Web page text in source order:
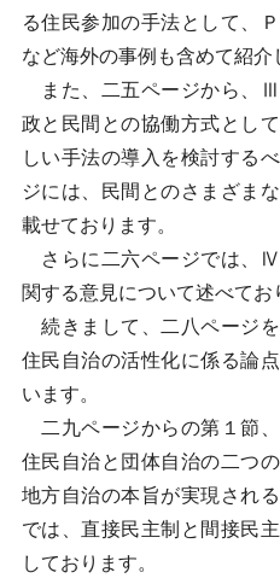
る住民参加の手法として、
など海外の事例も含めて紹介
また、二五ページから、Ⅲ
政と民間との協働方式とし
しい手法の導入を検討する
ジには、民間とのさまざま
載せております。
さらに二六ページでは、Ⅳ
関する意見について述べてお
続きまして、二八ページ
住民自治の活性化に係る論
います。
二九ページからの第１節、
住民自治と団体自治の二つ
地方自治の本旨が実現され
では、直接民主制と間接民
しております。